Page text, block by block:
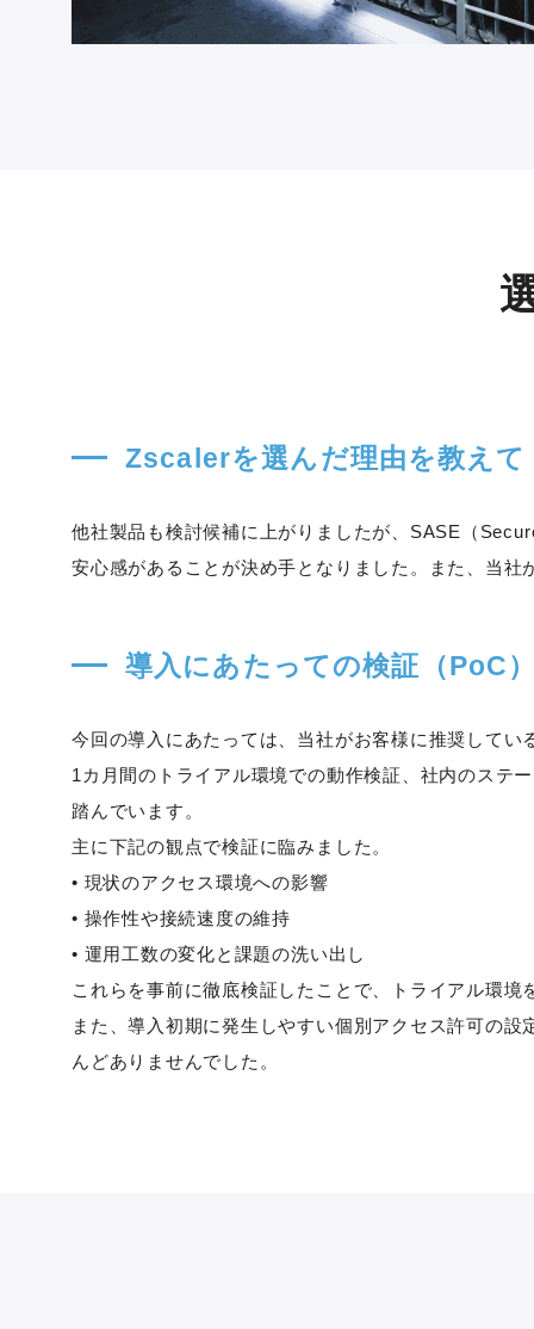
Zscalerを選んだ理由を教えて
他社製品も検討候補に上がりましたが、SASE（
安心感があることが決め手となりました。また、当
導入にあたっての検証（PoC
今回の導入にあたっては、当社がお客様に推奨して
1カ月間のトライアル環境での動作検証、社内のス
踏んでいます。
主に下記の観点で検証に臨みました。
• 現状のアクセス環境への影響
• 操作性や接続速度の維持
• 運用工数の変化と課題の洗い出し
これらを事前に徹底検証したことで、トライアル環
また、導入初期に発生しやすい個別アクセス許可の
んどありませんでした。